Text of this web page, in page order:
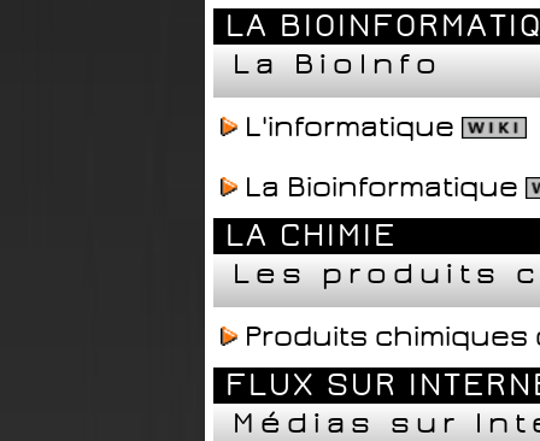
LA
La BioInfo
L'informatique
La Bioinformatique
LA CHIMIE
Les produits
Produits
FLUX SUR
Médias sur